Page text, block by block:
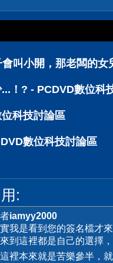
叫小開，那老闆的
！? - PCDVD數位科
科技討論區
數位科技討論區
:
iamyy2000
我是看到您的簽名檔才
到這裡都是自己的選擇
裡本來就是苦樂參半，